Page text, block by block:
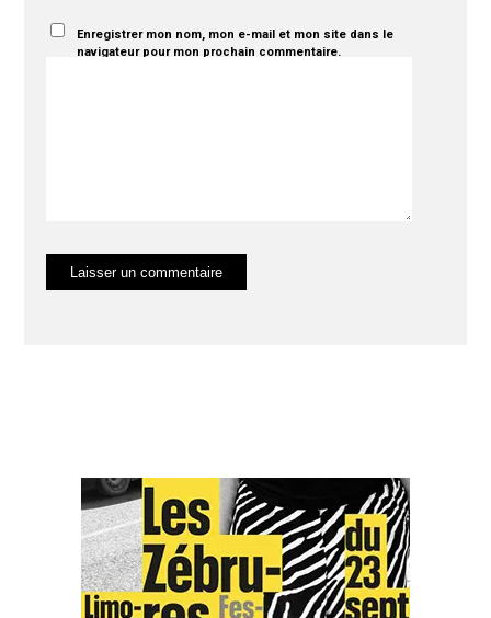
Enregistrer mon nom, mon e-mail et mon site dans le
navigateur pour mon prochain commentaire.